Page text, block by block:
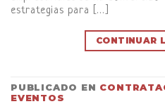
estrategias para […]
CONTINUAR
PUBLICADO EN
EVENTOS